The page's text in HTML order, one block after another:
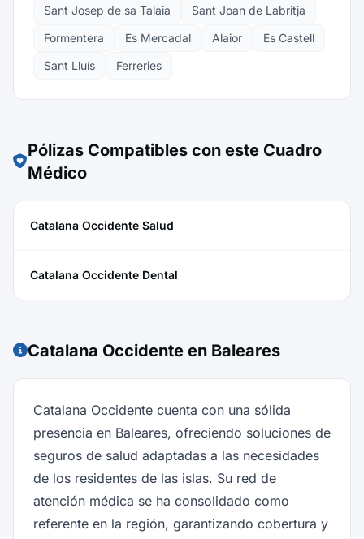
Sant Josep de sa Talaia
Sant Joan de Labritja
Formentera
Es Mercadal Alaior
Es Castell
Sant Lluís
Ferreries
Pólizas Compatibles con este Cuadro
Médico
Catalana Occidente Salud
Catalana Occidente Dental
Catalana Occidente en Baleares
Catalana Occidente cuenta con una sólida
presencia en Baleares, ofreciendo soluciones de
seguros de salud adaptadas a las necesidades
de los residentes de las islas. Su red de
atención médica se ha consolidado como
referente en la región, garantizando cobertura y